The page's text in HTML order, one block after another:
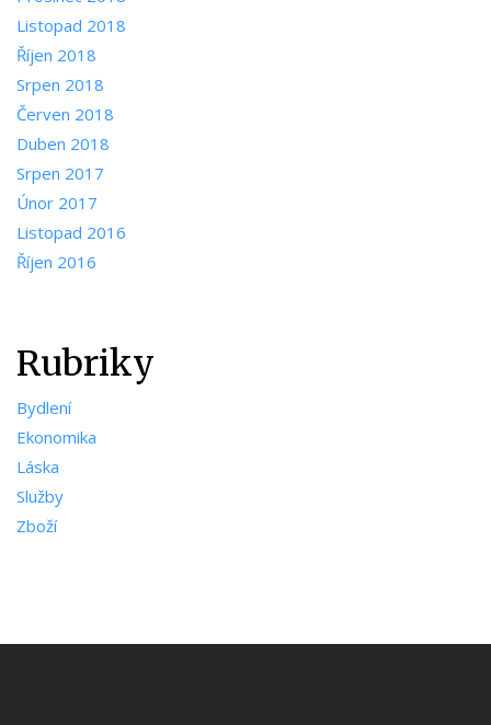
Listopad 2018
Říjen 2018
Srpen 2018
Červen 2018
Duben 2018
Srpen 2017
Únor 2017
Listopad 2016
Říjen 2016
Rubriky
Bydlení
Ekonomika
Láska
Služby
Zboží